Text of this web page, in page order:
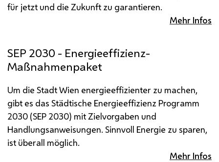
für jetzt und die Zukunft zu garantieren.
Mehr Infos
SEP 2030 - Energieeffizienz-
Maßnahmenpaket
Um die Stadt Wien energieeffizienter zu machen,
gibt es das Städtische Energieeffizienz Programm
2030 (SEP 2030) mit Zielvorgaben und
Handlungsanweisungen. Sinnvoll Energie zu sparen,
ist überall möglich.
Mehr Infos